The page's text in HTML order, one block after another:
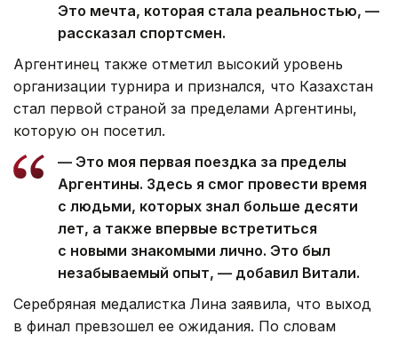
Это мечта, которая стала реальностью, —
рассказал спортсмен.
Аргентинец также отметил высокий уровень
организации турнира и признался, что Казахстан
стал первой страной за пределами Аргентины,
которую он посетил.
— Это моя первая поездка за пределы
Аргентины. Здесь я смог провести время
с людьми, которых знал больше десяти
лет, а также впервые встретиться
с новыми знакомыми лично. Это был
незабываемый опыт, — добавил Витали.
Серебряная медалистка Лина заявила, что выход
в финал превзошел ее ожидания. По словам